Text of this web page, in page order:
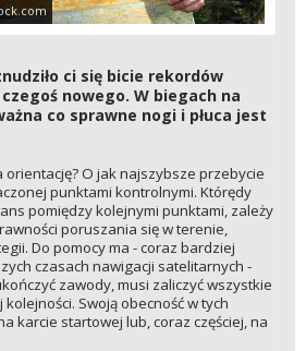
ci się bicie rekordów
nowego. W biegach na
co sprawne nogi i płuca jest
orientację? O jak najszybsze przebycie
punktami kontrolnymi. Którędy
pomiędzy kolejnymi punktami, zależy
poruszania się w terenie,
Do pomocy ma - coraz bardziej
czasach nawigacji satelitarnych -
zawody, musi zaliczyć wszystkie
Swoją obecność w tych
karcie startowej lub, coraz częściej, na